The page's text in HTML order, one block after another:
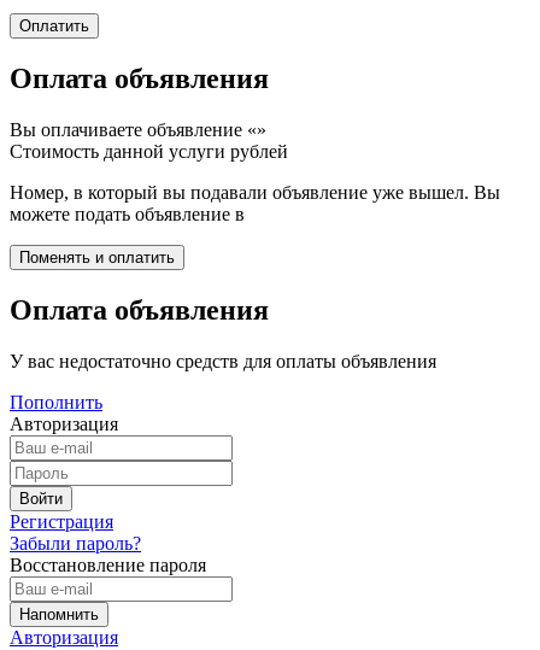
Оплата объявления
Вы оплачиваете объявление «»
Стоимость данной услуги рублей
Номер, в который вы подавали объявление уже вышел. Вы
можете подать объявление в
Оплата объявления
У вас недостаточно средств для оплаты объявления
Пополнить
Авторизация
Регистрация
Забыли пароль?
Восстановление пароля
Авторизация